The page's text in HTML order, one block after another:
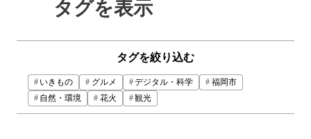
タグを表示
タグを絞り込む
いきもの グルメ デジタル・科学
福岡市
自然・環境
花火 観光